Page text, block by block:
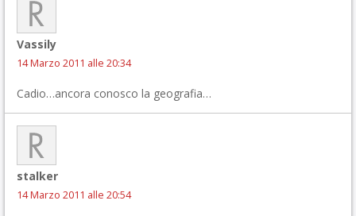
Vassily
14 Marzo 2011 alle 20:34
Cadio…ancora conosco la geografia…
stalker
14 Marzo 2011 alle 20:54